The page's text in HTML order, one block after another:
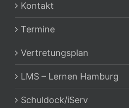
Kontakt
Termine
Vertretungsplan
LMS – Lernen Hamburg
Schuldock/iServ